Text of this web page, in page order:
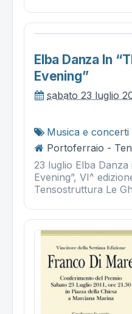
Elba Danza In
Evening”
sabato 23 luglio
Musica e concerti
Portoferraio -
23 luglio Elba
Evening”, VI^
Tensostruttura Le